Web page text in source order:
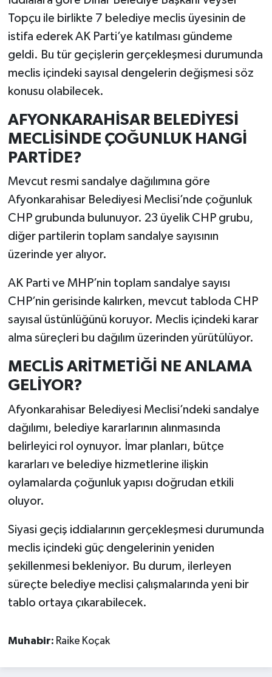
Topçu ile birlikte 7 belediye meclis üyesinin de
istifa ederek AK Parti’ye katılması gündeme
geldi. Bu tür geçişlerin gerçekleşmesi durumunda
meclis içindeki sayısal dengelerin değişmesi söz
konusu olabilecek.
AFYONKARAHİSAR BELEDİYESİ
MECLİSİNDE ÇOĞUNLUK HANGİ
PARTİDE?
Mevcut resmi sandalye dağılımına göre
Afyonkarahisar Belediyesi Meclisi’nde çoğunluk
CHP grubunda bulunuyor. 23 üyelik CHP grubu,
diğer partilerin toplam sandalye sayısının
üzerinde yer alıyor.
AK Parti ve MHP’nin toplam sandalye sayısı
CHP’nin gerisinde kalırken, mevcut tabloda CHP
sayısal üstünlüğünü koruyor. Meclis içindeki karar
alma süreçleri bu dağılım üzerinden yürütülüyor.
MECLİS ARİTMETİĞİ NE ANLAMA
GELİYOR?
Afyonkarahisar Belediyesi Meclisi’ndeki sandalye
dağılımı, belediye kararlarının alınmasında
belirleyici rol oynuyor. İmar planları, bütçe
kararları ve belediye hizmetlerine ilişkin
oylamalarda çoğunluk yapısı doğrudan etkili
oluyor.
Siyasi geçiş iddialarının gerçekleşmesi durumunda
meclis içindeki güç dengelerinin yeniden
şekillenmesi bekleniyor. Bu durum, ilerleyen
süreçte belediye meclisi çalışmalarında yeni bir
tablo ortaya çıkarabilecek.
Muhabir: Raike Koçak